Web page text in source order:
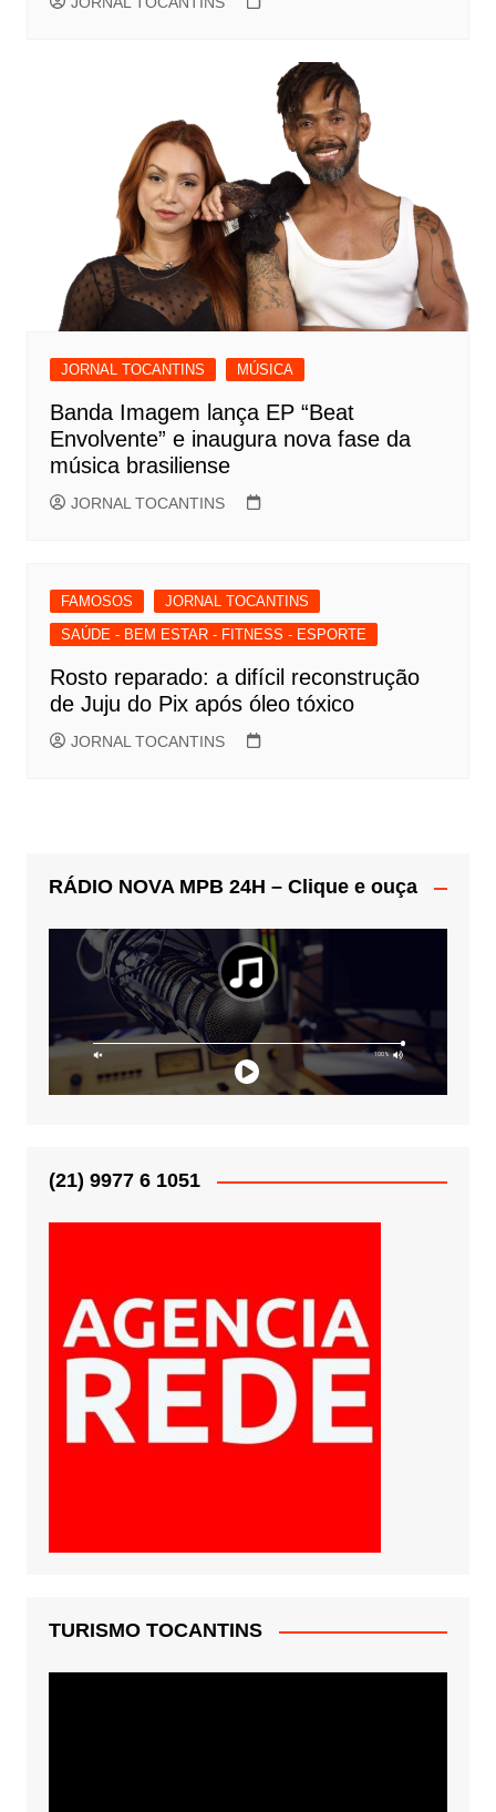
JORNAL TOCANTINS MÚSICA
Banda Imagem lança EP “Beat
Envolvente” e inaugura nova fase da
música brasiliense
JORNAL TOCANTINS
FAMOSOS
JORNAL TOCANTINS
SAÚDE - BEM ESTAR - FITNESS - ESPORTE
Rosto reparado: a difícil reconstrução
de Juju do Pix após óleo tóxico
JORNAL TOCANTINS
RÁDIO NOVA MPB 24H – Clique e ouça
(21) 9977 6 1051
TURISMO TOCANTINS